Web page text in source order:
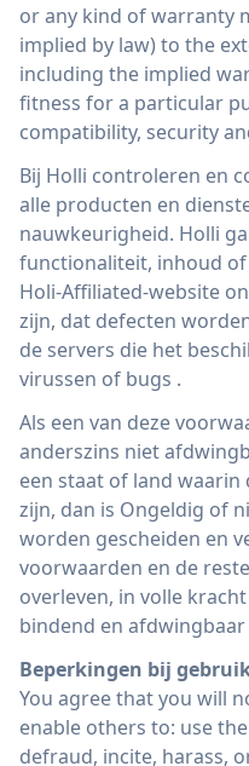
or any kind of warranty
implied by law) to the
including the implied
fitness for a particular
compatibility, security
Bij Holli controleren en
alle producten en
nauwkeurigheid. Holli
functionaliteit, inhoud
Holi-Affiliated-website
zijn, dat defecten
de servers die het
virussen of bugs .
Als een van deze
anderszins niet
een staat of land
zijn, dan is Ongeldig of
worden gescheiden en
voorwaarden en de
overleven, in volle
bindend en afdwingbaar
Beperkingen bij
You agree that you will
enable others to: use
defraud, incite, harass,